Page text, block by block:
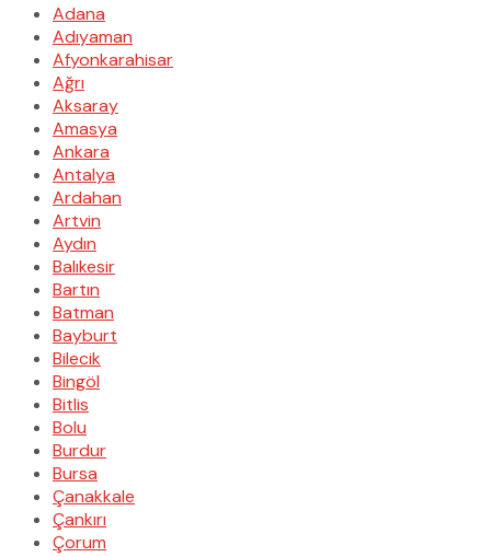
Adana
Adıyaman
Afyonkarahisar
Ağrı
Aksaray
Amasya
Ankara
Antalya
Ardahan
Artvin
Aydın
Balıkesir
Bartın
Batman
Bayburt
Bilecik
Bingöl
Bitlis
Bolu
Burdur
Bursa
Çanakkale
Çankırı
Çorum